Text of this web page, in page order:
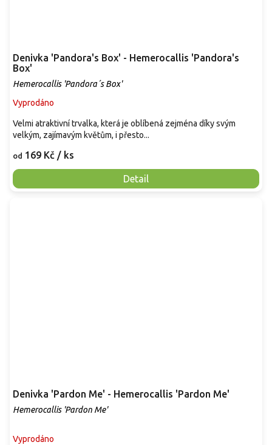
Denivka 'Pandora's Box' - Hemerocallis 'Pandora's
Box'
Hemerocallis 'Pandora´s Box'
Vyprodáno
od 169 Kč / ks
Detail
Velmi atraktivní trvalka, která je oblíbená zejména díky svým
velkým, zajímavým květům, i přesto...
Denivka 'Pardon Me' - Hemerocallis 'Pardon Me'
Hemerocallis 'Pardon Me'
Vyprodáno